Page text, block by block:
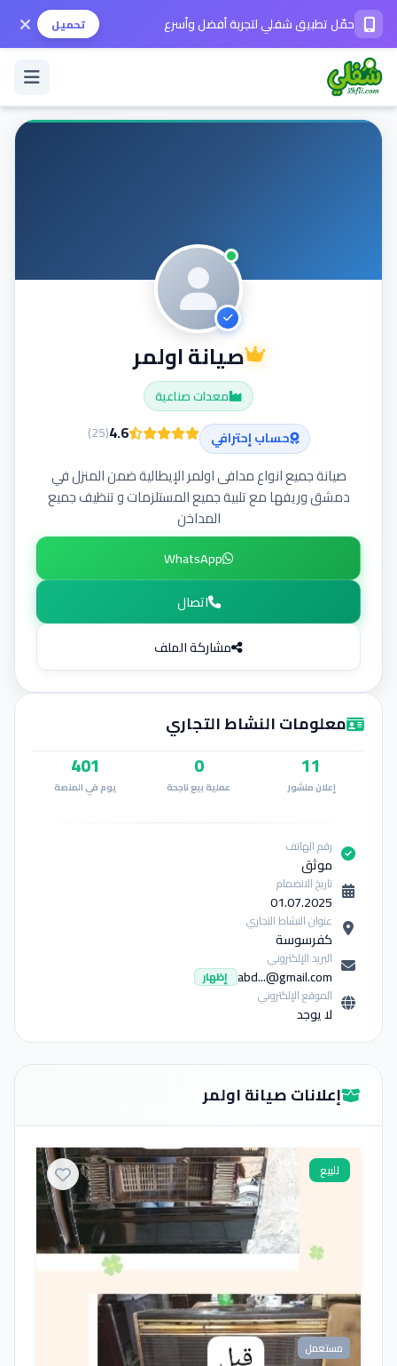
حمّل تطبيق شفلي لتجربة أفضل وأسرع تحميل
حمّل التطبيق
إضافة إعلان
صيانة اولمر
معدات صناعية
حساب إحترافي
4.6
(
25
)
صيانة جميع انواع مدافى اولمر الإيطالية ضمن المنزل في
دمشق وريفها مع تلبية جميع المستلزمات و تنظيف جميع
المداخن
WhatsApp
اتصال
مشاركة الملف
معلومات النشاط التجاري
11
إعلان منشور
0
عملية بيع ناجحة
401
يوم في المنصة
رقم الهاتف
موثق
تاريخ الانضمام
01.07.2025
عنوان النشاط التجاري
كفرسوسة
البريد الإلكتروني
abd...@gmail.com إظهار
الموقع الإلكتروني
لا يوجد
إعلانات صيانة اولمر
للبيع
مستعمل